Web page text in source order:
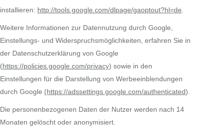
installieren: http://tools.google.com/dlpage/gaoptout?hl=de
Weitere Informationen zur Datennutzung durch Google,
Einstellungs- und Widerspruchsmöglichkeiten, erfahren Sie in
der Datenschutzerklärung von Google
(https://policies.google.com/privacy) sowie in den
Einstellungen für die Darstellung von Werbeeinblendungen
durch Google (https://adssettings.google.com/authenticated).
Die personenbezogenen Daten der Nutzer werden nach 14
Monaten gelöscht oder anonymisiert.